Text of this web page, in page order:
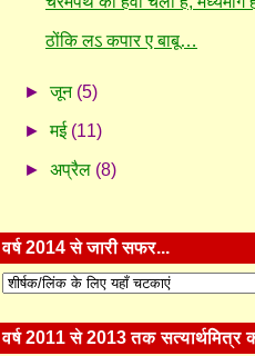
ठोंकि लऽ कपार ए बाबू…
►जून (5)
►मई (11)
► अप्रैल (8)
वर्ष 2014 से जारी सफर...
वर्ष 2011 से 2013 तक सत्यार्थमित्र